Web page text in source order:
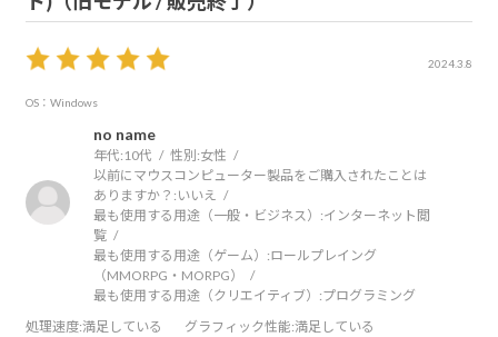
2024.3.8
OS：Windows
no name
年代: 10代 性別:女性
以前にマウスコンピューター製品をご購入されたことは
ありますか？: いいえ
最も使用する用途（一般・ビジネス）:インターネット閲
覧
最も使用する用途（ゲーム）:ロールプレイング
（MMORPG・MORPG）
最も使用する用途（クリエイティブ）:プログラミング
処理速度:満足している グラフィック性能:満足している